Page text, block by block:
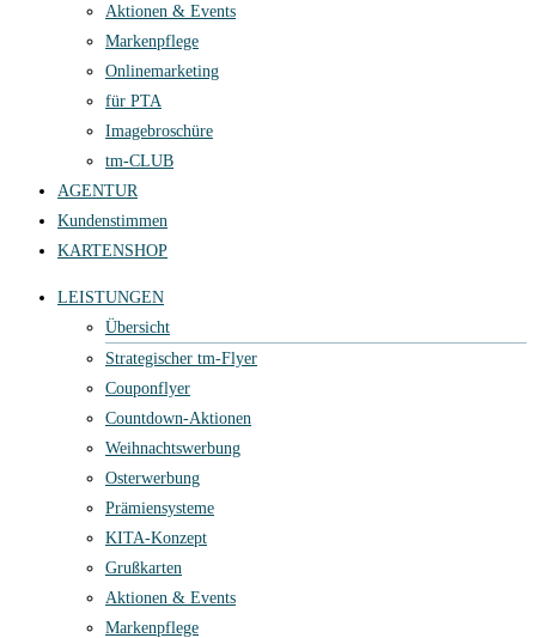
Aktionen & Events
Markenpflege
Onlinemarketing
für PTA
Imagebroschüre
tm-CLUB
AGENTUR
Kundenstimmen
KARTENSHOP
LEISTUNGEN
Übersicht
Strategischer tm-Flyer
Couponflyer
Countdown-Aktionen
Weihnachtswerbung
Osterwerbung
Prämiensysteme
KITA-Konzept
Grußkarten
Aktionen & Events
Markenpflege